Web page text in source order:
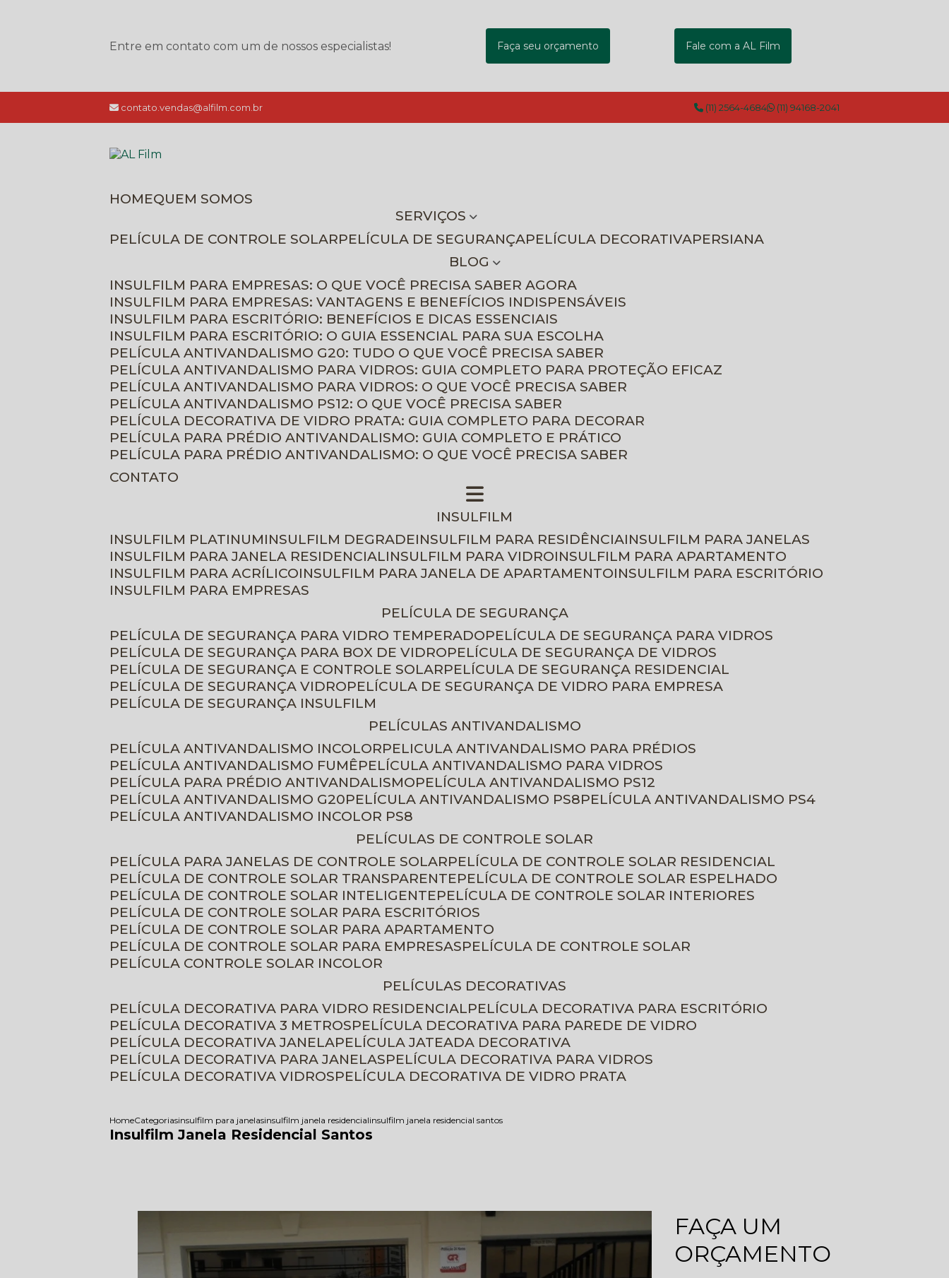
Entre em contato com um de nossos especialistas! Faça seu orçamento Fale com a AL Film
contato.vendas@alfilm.com.br (11) 2564-4684 (11) 94168-2041
HOME
QUEM SOMOS
SERVIÇOS
PELÍCULA DE CONTROLE SOLAR
PELÍCULA DE SEGURANÇA PELÍCULA DECORATIVA
PERSIANA
BLOG
INSULFILM PARA EMPRESAS: O QUE VOCÊ PRECISA SABER AGORA
INSULFILM PARA EMPRESAS: VANTAGENS E BENEFÍCIOS INDISPENSÁVEIS
INSULFILM PARA ESCRITÓRIO: BENEFÍCIOS E DICAS ESSENCIAIS
INSULFILM PARA ESCRITÓRIO: O GUIA ESSENCIAL PARA SUA ESCOLHA
PELÍCULA ANTIVANDALISMO G20: TUDO O QUE VOCÊ PRECISA SABER
PELÍCULA ANTIVANDALISMO PARA VIDROS: GUIA COMPLETO PARA PROTEÇÃO EFICAZ
PELÍCULA ANTIVANDALISMO PARA VIDROS: O QUE VOCÊ PRECISA SABER
PELÍCULA ANTIVANDALISMO PS12: O QUE VOCÊ PRECISA SABER
PELÍCULA DECORATIVA DE VIDRO PRATA: GUIA COMPLETO PARA DECORAR
PELÍCULA PARA PRÉDIO ANTIVANDALISMO: GUIA COMPLETO E PRÁTICO
PELÍCULA PARA PRÉDIO ANTIVANDALISMO: O QUE VOCÊ PRECISA SABER
CONTATO
INSULFILM
INSULFILM PLATINUM INSULFILM DEGRADE INSULFILM PARA RESIDÊNCIA INSULFILM PARA JANELAS
INSULFILM PARA JANELA RESIDENCIAL INSULFILM PARA VIDRO INSULFILM PARA APARTAMENTO
INSULFILM PARA ACRÍLICO INSULFILM PARA JANELA DE APARTAMENTO INSULFILM PARA ESCRITÓRIO
INSULFILM PARA EMPRESAS
PELÍCULA DE SEGURANÇA
PELÍCULA DE SEGURANÇA PARA VIDRO TEMPERADO
PELÍCULA DE SEGURANÇA PARA VIDROS
PELÍCULA DE SEGURANÇA PARA BOX DE VIDRO
PELÍCULA DE SEGURANÇA DE VIDROS
PELÍCULA DE SEGURANÇA E CONTROLE SOLAR
PELÍCULA DE SEGURANÇA RESIDENCIAL
PELÍCULA DE SEGURANÇA VIDRO
PELÍCULA DE SEGURANÇA DE VIDRO PARA EMPRESA
PELÍCULA DE SEGURANÇA INSULFILM
PELÍCULAS ANTIVANDALISMO
PELÍCULA ANTIVANDALISMO INCOLOR
PELICULA ANTIVANDALISMO PARA PRÉDIOS
PELÍCULA ANTIVANDALISMO FUMÊ
PELÍCULA ANTIVANDALISMO PARA VIDROS
PELÍCULA PARA PRÉDIO ANTIVANDALISMO
PELÍCULA ANTIVANDALISMO PS12
PELÍCULA ANTIVANDALISMO G20
PELÍCULA ANTIVANDALISMO PS8
PELÍCULA ANTIVANDALISMO PS4
PELÍCULA ANTIVANDALISMO INCOLOR PS8
PELÍCULAS DE CONTROLE SOLAR
PELÍCULA PARA JANELAS DE CONTROLE SOLAR
PELÍCULA DE CONTROLE SOLAR RESIDENCIAL
PELÍCULA DE CONTROLE SOLAR TRANSPARENTE
PELÍCULA DE CONTROLE SOLAR ESPELHADO
PELÍCULA DE CONTROLE SOLAR INTELIGENTE
PELÍCULA DE CONTROLE SOLAR INTERIORES
PELÍCULA DE CONTROLE SOLAR PARA ESCRITÓRIOS
PELÍCULA DE CONTROLE SOLAR PARA APARTAMENTO
PELÍCULA DE CONTROLE SOLAR PARA EMPRESAS
PELÍCULA DE CONTROLE SOLAR
PELÍCULA CONTROLE SOLAR INCOLOR
PELÍCULAS DECORATIVAS
PELÍCULA DECORATIVA PARA VIDRO RESIDENCIAL
PELÍCULA DECORATIVA PARA ESCRITÓRIO
PELÍCULA DECORATIVA 3 METROS
PELÍCULA DECORATIVA PARA PAREDE DE VIDRO
PELÍCULA DECORATIVA JANELA
PELÍCULA JATEADA DECORATIVA
PELÍCULA DECORATIVA PARA JANELAS
PELÍCULA DECORATIVA PARA VIDROS
PELÍCULA DECORATIVA VIDROS
PELÍCULA DECORATIVA DE VIDRO PRATA
HomeCategoriasinsulfilm para janelasinsulfilm janela residencialinsulfilm janela residencial santos
Insulfilm Janela Residencial Santos
FAÇA UM
ORÇAMENTO